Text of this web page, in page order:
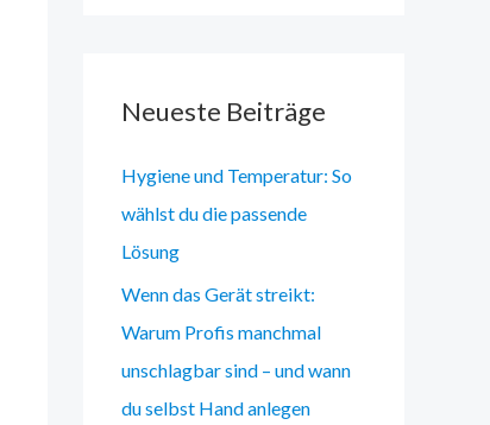
Neueste Beiträge
Hygiene und Temperatur: So
wählst du die passende
Lösung
Wenn das Gerät streikt:
Warum Profis manchmal
unschlagbar sind – und wann
du selbst Hand anlegen